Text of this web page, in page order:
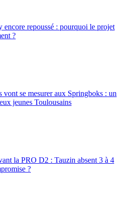
repoussé : pourquoi le projet
?
vont se mesurer aux Springboks : un
jeunes Toulousains
la PRO D2 : Tauzin absent 3 à 4
?